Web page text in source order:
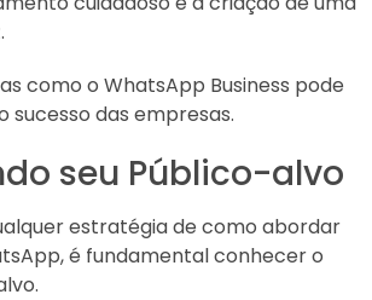
como o WhatsApp Business pode
sucesso das empresas.
seu Público-alvo
estratégia de como abordar
é fundamental conhecer o